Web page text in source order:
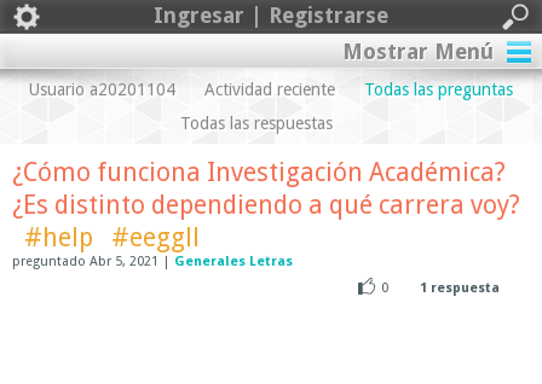
Ingresar | Registrarse
Mostrar Menú
Usuario a20201104 Actividad reciente
Todas las preguntas
Todas las respuestas
¿Cómo funciona Investigación Académica?
¿Es distinto dependiendo a qué carrera voy?
#help
#eeggll
preguntado Abr 5, 2021 | Generales Letras
0
1 respuesta